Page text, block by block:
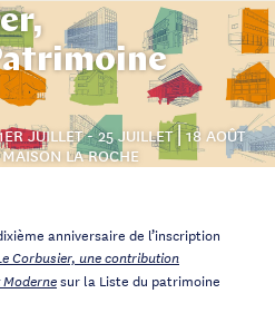
JUILLET - 25 JUILLET ⎜18 AOÛT
LA ROCHE
anniversaire de l’inscription
Corbusier, une contribution
sur la Liste du patrimoine